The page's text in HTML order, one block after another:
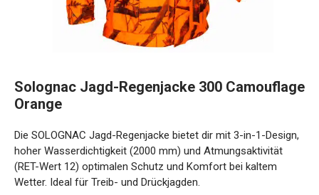
Camouflage Orange
Design, hoher Wasserdichtigkeit (2000 mm) und
Atmungsaktivität (RET-Wert 12) optimalen Schutz und
Komfort bei kaltem Wetter. Ideal für Treib- und Drückjagden.